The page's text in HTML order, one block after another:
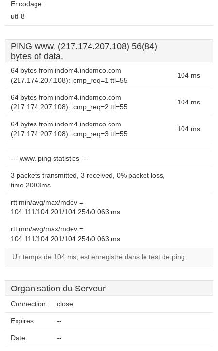
Encodage:
utf-8
PING www. (217.174.207.108) 56(84)
bytes of data.
64 bytes from indom4.indomco.com
(217.174.207.108): icmp_req=1 ttl=55
104 ms
64 bytes from indom4.indomco.com
(217.174.207.108): icmp_req=2 ttl=55
104 ms
64 bytes from indom4.indomco.com
(217.174.207.108): icmp_req=3 ttl=55
104 ms
--- www. ping statistics ---
3 packets transmitted, 3 received, 0% packet loss,
time 2003ms
rtt min/avg/max/mdev =
104.111/104.201/104.254/0.063 ms
rtt min/avg/max/mdev =
104.111/104.201/104.254/0.063 ms
Un temps de 104 ms, est enregistré dans le test de ping.
Organisation du Serveur
Connection: close
Expires: --
Date: --